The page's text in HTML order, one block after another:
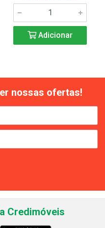
Adicionar
nossas ofertas!
Credimóveis